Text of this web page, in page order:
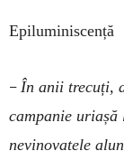
Epiluminiscență
– În anii trecuți,
campanie uriașă
nevinovatele